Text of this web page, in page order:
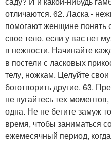
отличаются. 62. Ласка -
помогают женщине понять
свое тело. если у вас нет
в нежности. Начинайте
в постели с ласковых
телу, ножкам. Целуйте
боготворить другие. 63.
не пугайтесь тех
одна. Не не бегите замуж
время, чтобы заниматься
ежемесячный период,